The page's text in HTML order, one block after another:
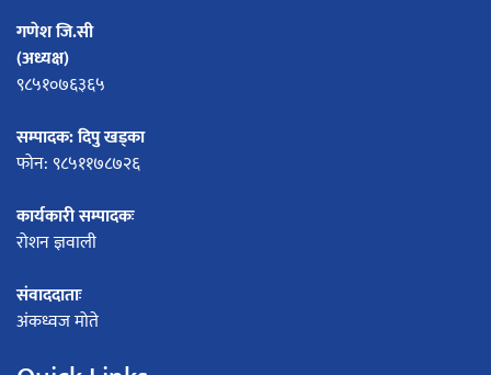
गणेश जि.सी
(अध्यक्ष)
९८५१०७६३६५
सम्पादक: दिपु खड्का
फोन: ९८५११७८७२६
कार्यकारी सम्पादकः
रोशन ज्ञवाली
संवाददाताः
अंकध्वज मोते